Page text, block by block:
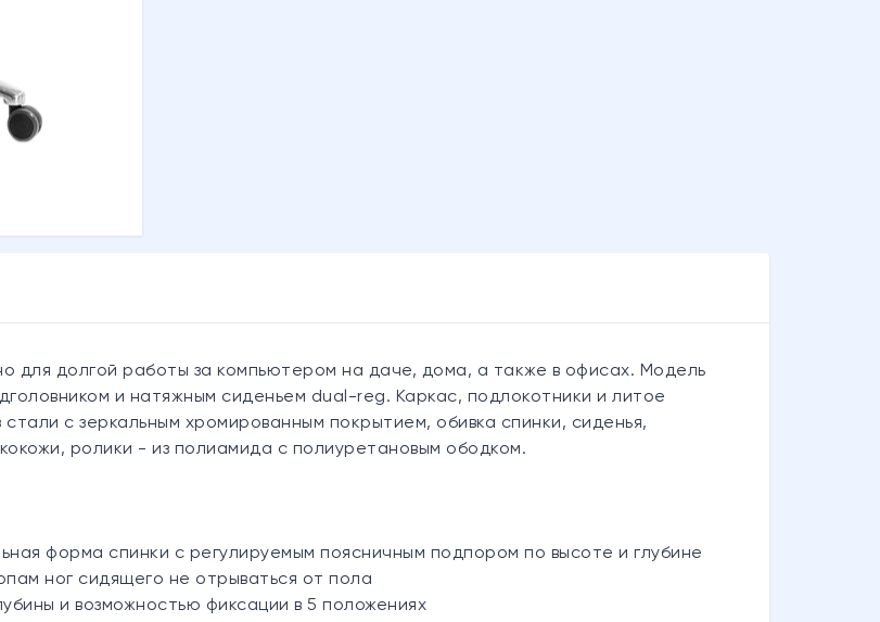
для долгой работы за компьютером на даче, дома, а также в офисах. Модель
и натяжным сиденьем dual-reg. Каркас, подлокотники и литое
с зеркальным хромированным покрытием, обивка спинки, сиденья,
ролики - из полиамида с полиуретановым ободком.
форма спинки с регулируемым поясничным подпором по высоте и глубине
ног сидящего не отрываться от пола
и возможностью фиксации в 5 положениях